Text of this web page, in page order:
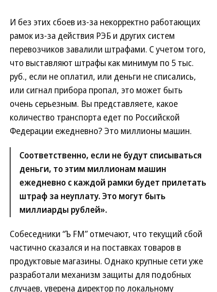
И без этих сбоев из-за некорректно работающих
рамок из-за действия РЭБ и других систем
перевозчиков завалили штрафами. С учетом того,
что выставляют штрафы как минимум по 5 тыс.
руб., если не оплатил, или деньги не списались,
или сигнал прибора пропал, это может быть
очень серьезным. Вы представляете, какое
количество транспорта едет по Российской
Федерации ежедневно? Это миллионы машин.
Соответственно, если не будут списываться
деньги, то этим миллионам машин
ежедневно с каждой рамки будет прилетать
штраф за неуплату. Это могут быть
миллиарды рублей».
Собеседники “Ъ FM” отмечают, что текущий сбой
частично сказался и на поставках товаров в
продуктовые магазины. Однако крупные сети уже
разработали механизм защиты для подобных
случаев, уверена директор по локальному